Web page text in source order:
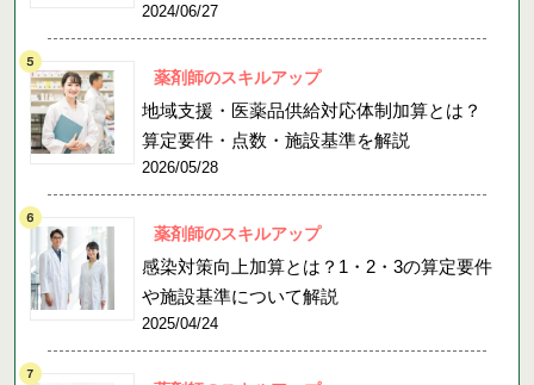
2024/06/27
薬剤師のスキルアップ
地域支援・医薬品供給対応体制加算とは？
算定要件・点数・施設基準を解説
2026/05/28
薬剤師のスキルアップ
感染対策向上加算とは？1・2・3の算定要件
や施設基準について解説
2025/04/24